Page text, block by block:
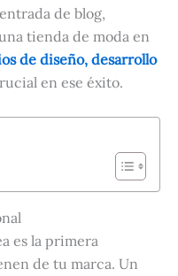
de blog,
tienda de moda en
de diseño, desarrollo
en ese éxito.
es la primera
de tu marca. Un